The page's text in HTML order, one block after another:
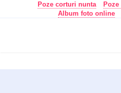
Poze corturi nunta
Album foto online